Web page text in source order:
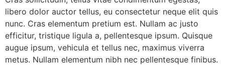
libero dolor auctor tellus, eu consectetur neque elit quis
nunc. Cras elementum pretium est. Nullam ac justo
efficitur, tristique ligula a, pellentesque ipsum. Quisque
augue ipsum, vehicula et tellus nec, maximus viverra
metus. Nullam elementum nibh nec pellentesque finibus.